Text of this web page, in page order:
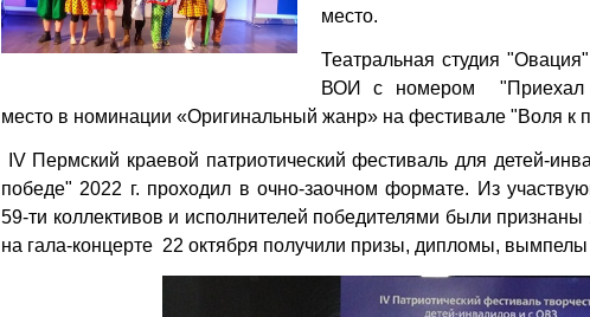
место.
Театральная студия
ВОИ с номером "Приехал
место в номинации «Оригинальный жанр» на фестивале "Воля к
IV Пермский краевой патриотический фестиваль для детей-
победе" 2022 г. проходил в очно-заочном формате. Из
59-ти коллективов и исполнителей победителями были признаны
на гала-концерте 22 октября получили призы, дипломы, вымпелы